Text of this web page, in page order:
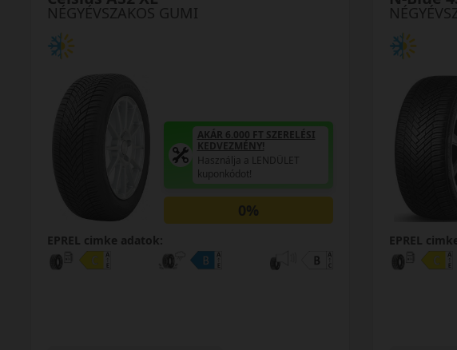
NÉGYÉVSZAKOS GUMI
AKÁR 6.000 FT SZERELÉSI
KEDVEZMÉNY!
Használja a LENDÜLET
kuponkódot!
0%
EPREL cimke adatok: EPREL